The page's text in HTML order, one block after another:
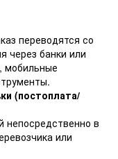
переводятся со
через банки или
мобильные
(постоплата/
непосредственно в
или